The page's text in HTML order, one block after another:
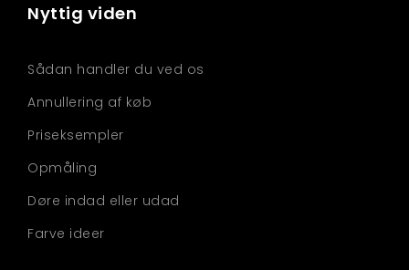
Nyttig viden
Sådan handler du ved os
Annullering af køb
Priseksempler
Opmåling
Døre indad eller udad
Farve ideer